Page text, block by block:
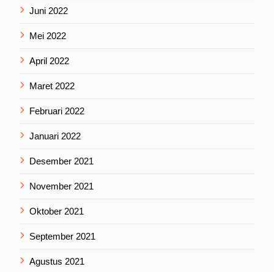
Juni 2022
Mei 2022
April 2022
Maret 2022
Februari 2022
Januari 2022
Desember 2021
November 2021
Oktober 2021
September 2021
Agustus 2021